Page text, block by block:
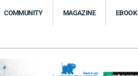
COMMUNITY MAGAZINE EBOOK